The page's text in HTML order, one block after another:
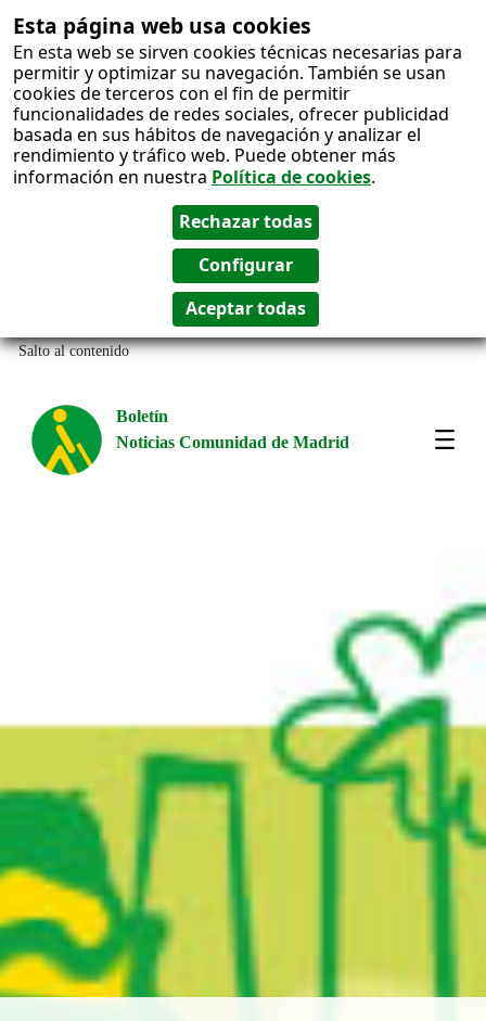
Esta página web usa cookies
En esta web se sirven cookies técnicas necesarias para
permitir y optimizar su navegación. También se usan
cookies de terceros con el fin de permitir
funcionalidades de redes sociales, ofrecer publicidad
basada en sus hábitos de navegación y analizar el
rendimiento y tráfico web. Puede obtener más
información en nuestra Política de cookies.
Salto al contenido
Boletín
Noticias Comunidad de Madrid